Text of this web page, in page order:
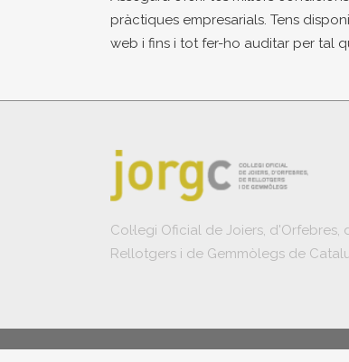
pràctiques empresarials. Tens
web i fins i tot fer-ho auditar per tal
Col·legi Oficial de Joiers, d'Orfebres,
Rellotgers i de Gemmòlegs de